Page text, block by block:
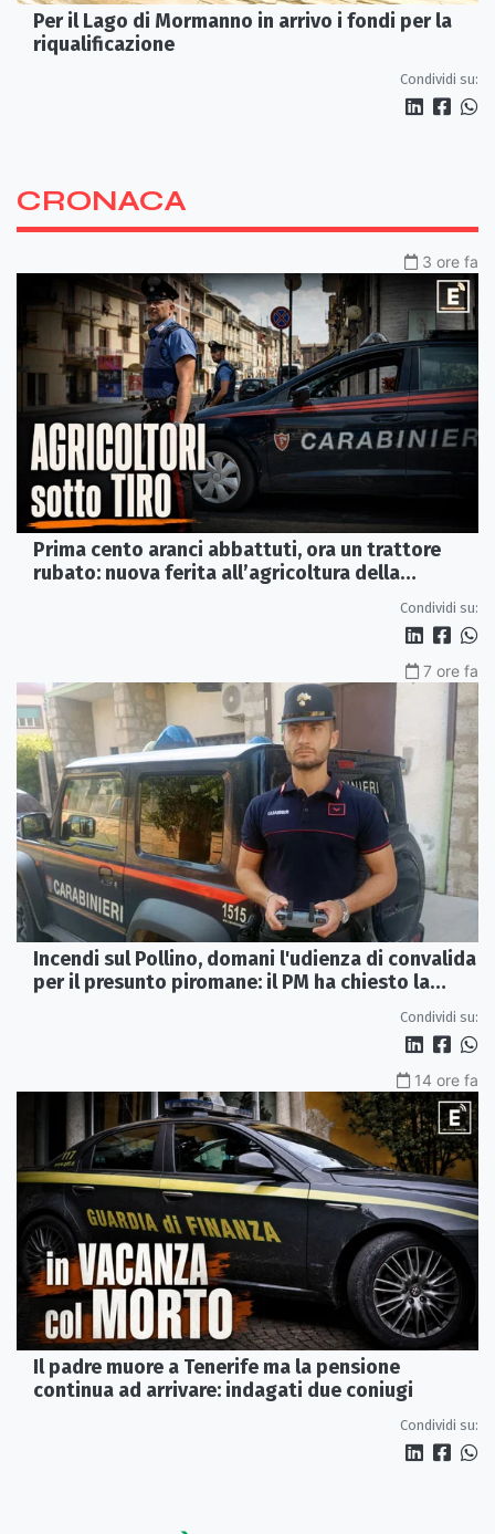
Per il Lago di Mormanno in arrivo i fondi per la
riqualificazione
Condividi su:
CRONACA
3 ore fa
Prima cento aranci abbattuti, ora un trattore
rubato: nuova ferita all’agricoltura della
Condividi su:
7 ore fa
Incendi sul Pollino, domani l'udienza di convalida
per il presunto piromane: il PM ha chiesto la
Condividi su:
14 ore fa
Il padre muore a Tenerife ma la pensione
continua ad arrivare: indagati due coniugi
Condividi su: